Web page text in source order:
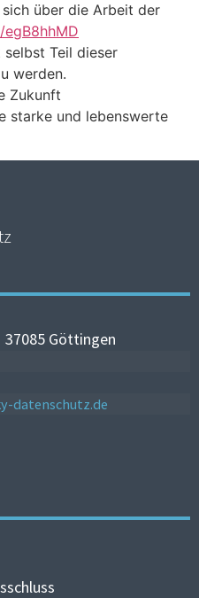
über die Arbeit der
Teil dieser
werden.
Zukunft
starke und lebenswerte
Göttingen
datenschutz.de